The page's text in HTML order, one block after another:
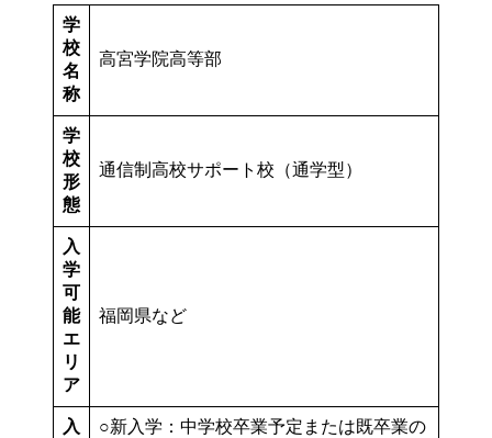
学
校
名
称
高宮学院高等部
学
校
形
態
通信制高校サポート校（通学型）
入
学
可
能
エ
リ
ア
福岡県など
入
○新入学：中学校卒業予定または既卒業の